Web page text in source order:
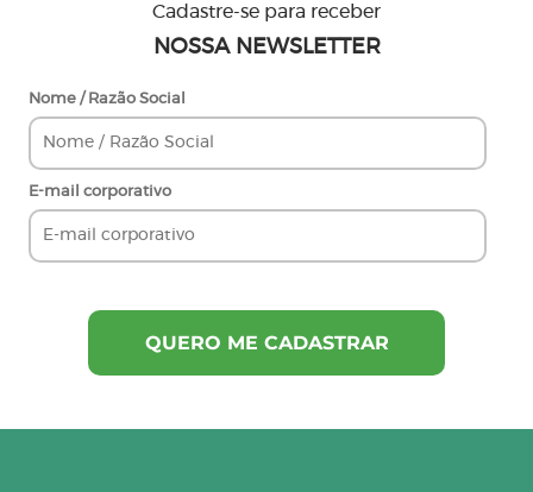
Cadastre-se para receber
NOSSA NEWSLETTER
Nome / Razão Social
E-mail corporativo